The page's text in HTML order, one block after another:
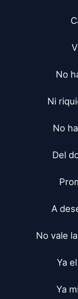
No
Ni
No
Del
A
No vale
Ya
Ya